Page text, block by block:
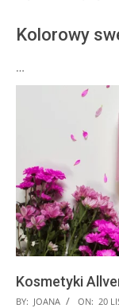
Kolorowy
…
Kosmetyki
2024-
BY: JOANA ON: 20